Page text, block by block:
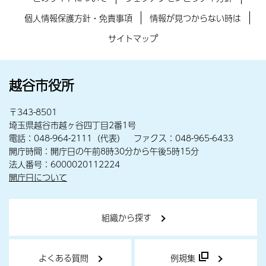
個人情報保護方針・免責事項
情報が見つからない時は
サイトマップ
越谷市役所
〒343-8501
埼玉県越谷市越ヶ谷四丁目2番1号
電話：048-964-2111（代表） ファクス：048-965-6433
開庁時間：開庁日の午前8時30分から午後5時15分
法人番号：6000020112224
開庁日について
組織から探す
よくある質問 例規集